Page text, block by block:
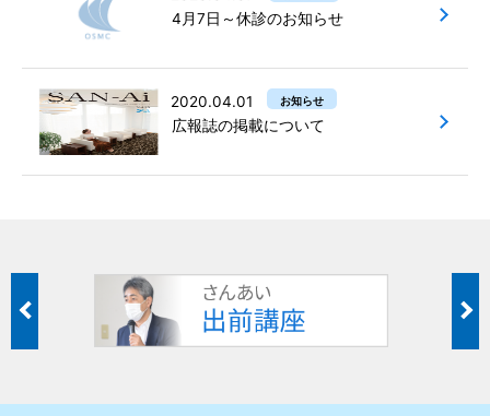
4月7日～休診のお知らせ
2020.04.01 お知らせ
広報誌の掲載について